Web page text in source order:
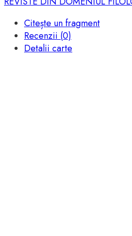
Citește un fragment
Recenzii (0)
Detalii carte